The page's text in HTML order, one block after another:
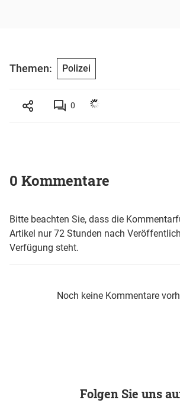
Themen: Polizei
0
0 Kommentare
Bitte beachten Sie, dass die
Artikel nur 72 Stunden nach
Verfügung steht.
Noch keine Kommentare
Folgen Sie uns